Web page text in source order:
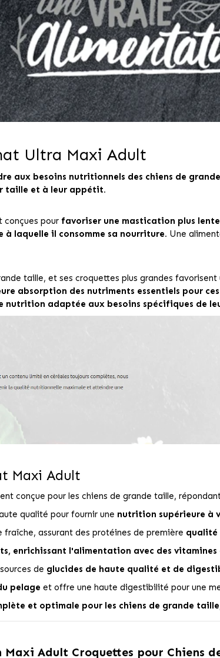
Ultra Maxi Adult
aux besoins nutritionnels des chiens de
taille et à leur appétit.
conçues pour favoriser une mastication plus
laquelle il consomme sa nourriture. Une
taille, et ses croquettes plus grandes
absorption des nutriments essentiels pour
nutrition adaptée aux besoins spécifiques de
Maxi Adult
conçue pour les chiens de grande taille,
qualité pour fournir une nutrition supérieure à
assurant des protéines de première qualité
enrichissant l'alimentation avec des vitamines
de glucides de haute qualité et de
pelage et offre une haute digestibilité pour une
et optimale pour les chiens de grande taille
Adult Croquettes pour Chiens